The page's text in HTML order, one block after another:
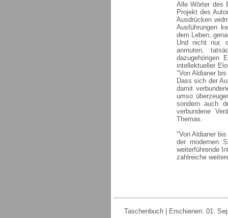
Alle Wörter des
Projekt des
Ausdrücken
Ausführungen
dem Leben,
Und nicht nur,
anmuten,
dazugehörigen
intellektueller
"Von Aldianer
Dass sich der
damit
umso
sondern auch
verbundene
Themas.
"Von Aldianer
der modernen
weiterführende
zahlreiche
Taschenbuch | Erschienen: 01.